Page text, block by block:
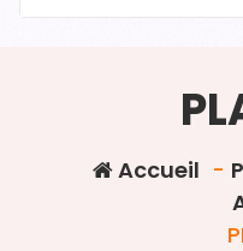
Accueil -